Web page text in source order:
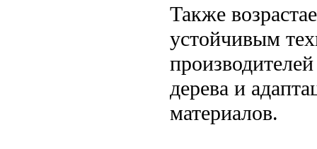
Также
устойчивым
дерева и
материалов.